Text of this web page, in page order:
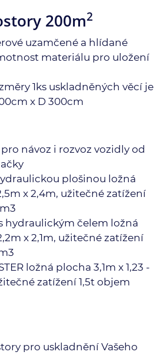
200m2
uzamčené a hlídané
materiálu pro uložení
1ks uskladněných věcí je
x D 300cm
návoz i rozvoz vozidly od
plošinou ložná
x 2,4m, užitečné zatížení
s hydraulickým čelem ložná
x 2,1m, užitečné zatížení
ložná plocha 3,1m x 1,23 -
zatížení 1,5t objem
pro uskladnění Vašeho